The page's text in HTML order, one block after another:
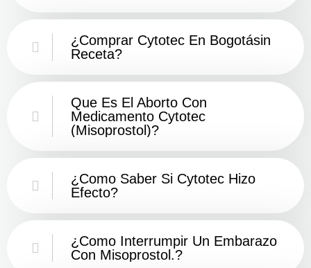
¿Comprar Cytotec En Bogotásin
Receta?
Que Es El Aborto Con
Medicamento Cytotec
(misoprostol)?
¿Como Saber Si Cytotec Hizo
Efecto?
¿como Interrumpir Un Embarazo
Con Misoprostol.?